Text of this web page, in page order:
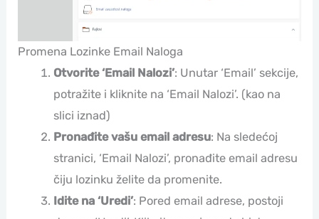
Promena Lozinke Email Naloga
Otvorite ‘Email Nalozi’: Unutar ‘Email’ sekcije,
potražite i kliknite na ‘Email Nalozi’. (kao na
slici iznad)
Pronađite vašu email adresu: Na sledećoj
stranici, ‘Email Nalozi’, pronađite email adresu
čiju lozinku želite da promenite.
Idite na ‘Uredi’: Pored email adrese, postoji